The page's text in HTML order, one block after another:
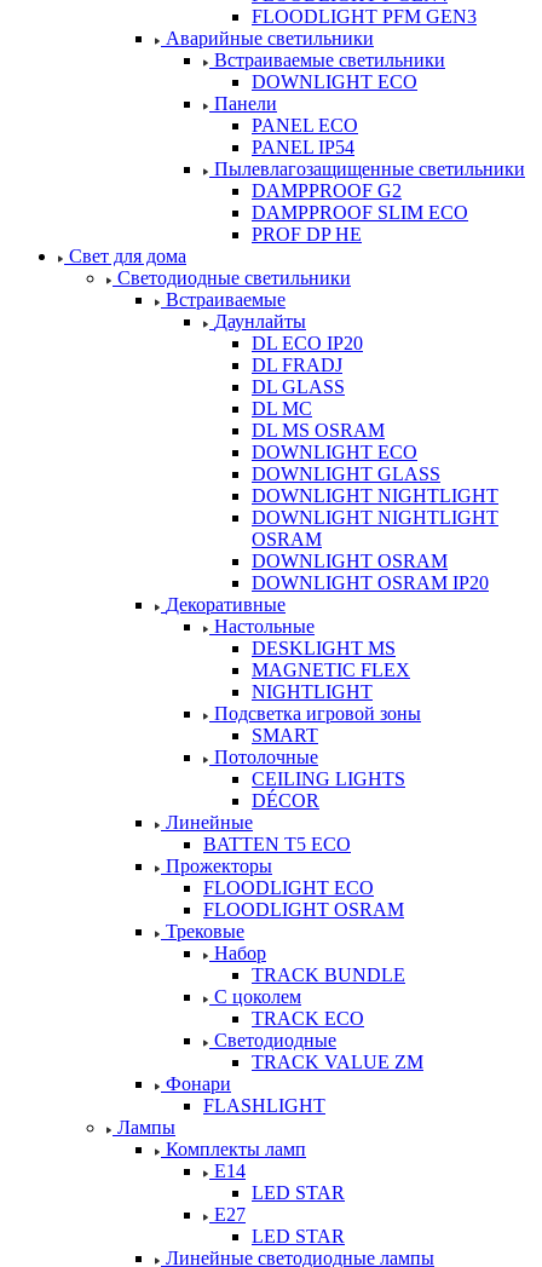
FLOODLIGHT PFM GEN3
Аварийные светильники
Встраиваемые светильники
DOWNLIGHT ECO
Панели
PANEL ECO
PANEL IP54
Пылевлагозащищенные светильники
DAMPPROOF G2
DAMPPROOF SLIM ECO
PROF DP HE
Свет для дома
Светодиодные светильники
Встраиваемые
Даунлайты
DL ECO IP20
DL FRADJ
DL GLASS
DL MC
DL MS OSRAM
DOWNLIGHT ECO
DOWNLIGHT GLASS
DOWNLIGHT NIGHTLIGHT
DOWNLIGHT NIGHTLIGHT
OSRAM
DOWNLIGHT OSRAM
DOWNLIGHT OSRAM IP20
Декоративные
Настольные
DESKLIGHT MS
MAGNETIC FLEX
NIGHTLIGHT
Подсветка игровой зоны
SMART
Потолочные
CEILING LIGHTS
DÉCOR
Линейные
BATTEN T5 ECO
Прожекторы
FLOODLIGHT ECO
FLOODLIGHT OSRAM
Трековые
Набор
TRACK BUNDLE
С цоколем
TRACK ECO
Светодиодные
TRACK VALUE ZM
Фонари
FLASHLIGHT
Лампы
Комплекты ламп
Е14
LED STAR
Е27
LED STAR
Линейные светодиодные лампы